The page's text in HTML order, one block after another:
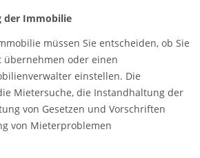
der Immobilie
müssen Sie entscheiden, ob Sie
übernehmen oder einen
einstellen. Die
Mietersuche, die Instandhaltung der
von Gesetzen und Vorschriften
von Mieterproblemen